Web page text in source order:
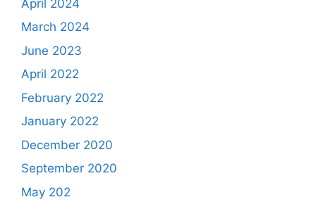
April 2024
March 2024
June 2023
April 2022
February 2022
January 2022
December 2020
September 2020
May 202